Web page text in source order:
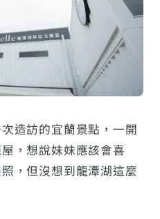
造訪的宜蘭景點，一開
，想說妹妹應該會喜
，但沒想到龍潭湖這麼